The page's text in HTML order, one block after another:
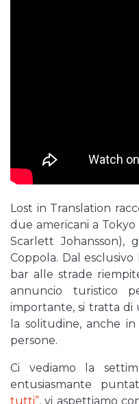
Lost in Translation
due americani a
Scarlett Johansson),
Coppola. Dal
bar alle strade
annuncio turistico
importante, si tratta di
la solitudine, anche
persone.
Ci vediamo la
entusiasmante
tutti”, vi aspettiamo